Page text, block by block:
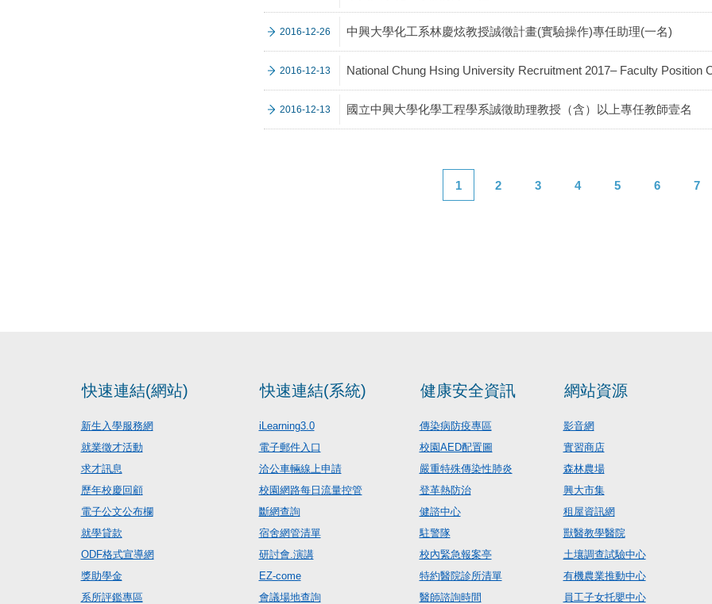
2016-12-26 中興大學化工系林慶炫教授誠徵計畫(實驗操作)專任助理(一名)
2016-12-13 National Chung Hsing University Recruitment 2017– Faculty Position
2016-12-13 國立中興大學化學工程學系誠徵助理教授（含）以上專任教師壹名
1 2 3 4 5 6 7
快速連結(網站)
新生入學服務網
就業徵才活動
求才訊息
歷年校慶回顧
電子公文公布欄
就學貸款
ODF格式宣導網
獎助學金
系所評鑑專區
快速連結(系統)
iLearning3.0
電子郵件入口
洽公車輛線上申請
校園網路每日流量控管
斷網查詢
宿舍網管清單
研討會.演講
EZ-come
會議場地查詢
健康安全資訊
傳染病防疫專區
校園AED配置圖
嚴重特殊傳染性肺炎
登革熱防治
健諮中心
駐警隊
校內緊急報案亭
特約醫院診所清單
醫師諮詢時間
網站資源
影音網
實習商店
森林農場
興大市集
租屋資訊網
獸醫教學醫院
土壤調查試驗中心
有機農業推動中心
員工子女托嬰中心